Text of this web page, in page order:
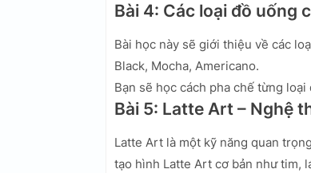
Bài 4: Các loại đồ uống
Bài học này sẽ giới thiệu về các
Black, Mocha, Americano.
Bạn sẽ học cách pha chế từng
Bài 5: Latte Art – Nghệ
Latte Art là một kỹ năng quan
tạo hình Latte Art cơ bản như tim,